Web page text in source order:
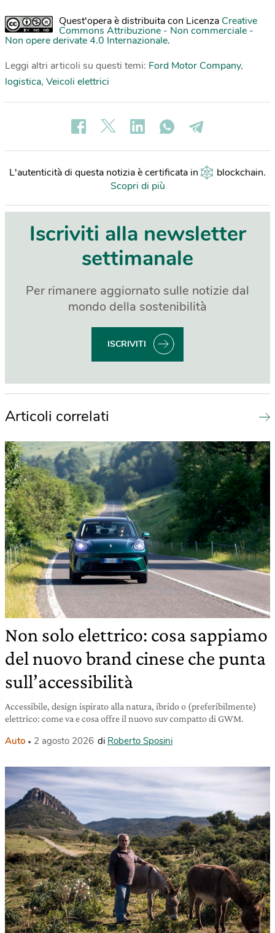
Quest'opera è distribuita con Licenza Creative
Commons Attribuzione - Non commerciale -
Non opere derivate 4.0 Internazionale.
Leggi altri articoli su questi temi: Ford Motor Company,
logistica, Veicoli elettrici
L'autenticità di questa notizia è certificata in blockchain.
Scopri di più
Iscriviti alla newsletter
settimanale
Per rimanere aggiornato sulle notizie dal
mondo della sostenibilità
ISCRIVITI
Articoli correlati
Non solo elettrico: cosa sappiamo
del nuovo brand cinese che punta
sull’accessibilità
Accessibile, design ispirato alla natura, ibrido o (preferibilmente)
elettrico: come va e cosa offre il nuovo suv compatto di GWM.
Auto 2 agosto 2026 di Roberto Sposini